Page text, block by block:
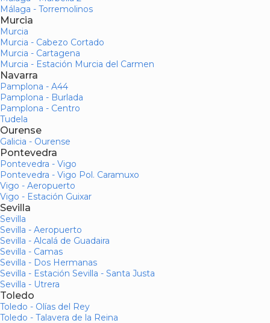
Málaga - Torremolinos
Murcia
Murcia
Murcia - Cabezo Cortado
Murcia - Cartagena
Murcia - Estación Murcia del Carmen
Navarra
Pamplona - A44
Pamplona - Burlada
Pamplona - Centro
Tudela
Ourense
Galicia - Ourense
Pontevedra
Pontevedra - Vigo
Pontevedra - Vigo Pol. Caramuxo
Vigo - Aeropuerto
Vigo - Estación Guixar
Sevilla
Sevilla
Sevilla - Aeropuerto
Sevilla - Alcalá de Guadaira
Sevilla - Camas
Sevilla - Dos Hermanas
Sevilla - Estación Sevilla - Santa Justa
Sevilla - Utrera
Toledo
Toledo - Olías del Rey
Toledo - Talavera de la Reina